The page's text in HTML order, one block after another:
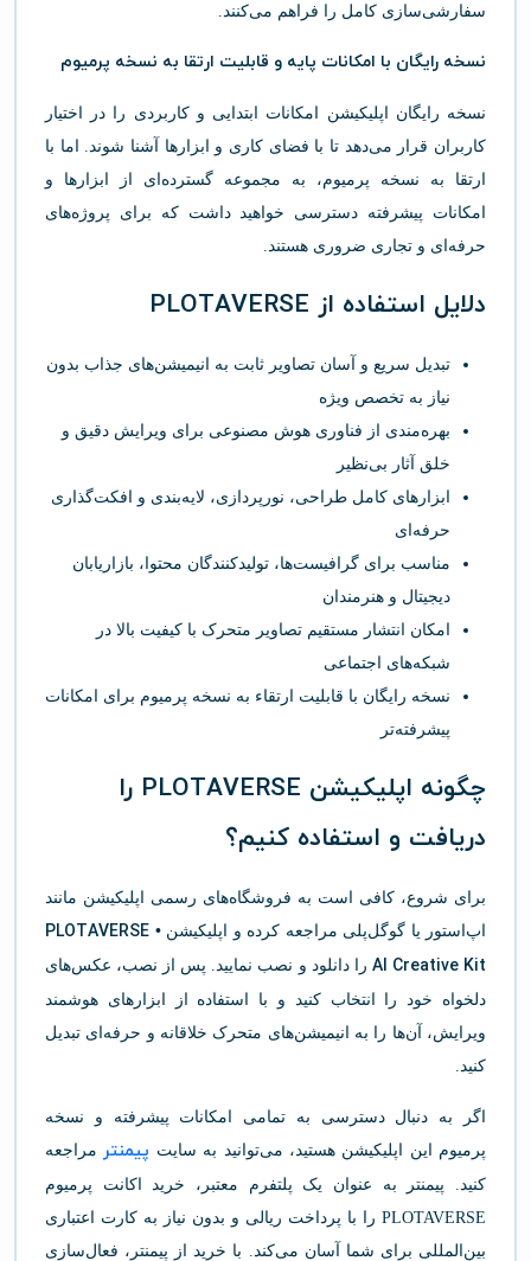
سفارشی‌سازی کامل را فراهم می‌کنند.
نسخه رایگان با امکانات پایه و قابلیت ارتقا به نسخه پرمیوم
نسخه رایگان اپلیکیشن امکانات ابتدایی و کاربردی را در اختیار
کاربران قرار می‌دهد تا با فضای کاری و ابزارها آشنا شوند. اما با
ارتقا به نسخه پرمیوم، به مجموعه گسترده‌ای از ابزارها و
امکانات پیشرفته دسترسی خواهید داشت که برای پروژه‌های
حرفه‌ای و تجاری ضروری هستند.
دلایل استفاده از PLOTAVERSE
تبدیل سریع و آسان تصاویر ثابت به انیمیشن‌های جذاب بدون
نیاز به تخصص ویژه
بهره‌مندی از فناوری هوش مصنوعی برای ویرایش دقیق و
خلق آثار بی‌نظیر
ابزارهای کامل طراحی، نورپردازی، لایه‌بندی و افکت‌گذاری
حرفه‌ای
مناسب برای گرافیست‌ها، تولیدکنندگان محتوا، بازاریابان
دیجیتال و هنرمندان
امکان انتشار مستقیم تصاویر متحرک با کیفیت بالا در
شبکه‌های اجتماعی
نسخه رایگان با قابلیت ارتقاء به نسخه پرمیوم برای امکانات
پیشرفته‌تر
چگونه اپلیکیشن PLOTAVERSE را
دریافت و استفاده کنیم؟
برای شروع، کافی است به فروشگاه‌های رسمی اپلیکیشن مانند
اپ‌استور یا گوگل‌پلی مراجعه کرده و اپلیکیشنPLOTAVERSE •
AI Creative Kit را دانلود و نصب نمایید. پس از نصب، عکس‌های
دلخواه خود را انتخاب کنید و با استفاده از ابزارهای هوشمند
ویرایش، آن‌ها را به انیمیشن‌های متحرک خلاقانه و حرفه‌ای تبدیل
کنید.
اگر به دنبال دسترسی به تمامی امکانات پیشرفته و نسخه
پرمیوم این اپلیکیشن هستید، می‌توانید به سایت پیمنتر مراجعه
کنید. پیمنتر به عنوان یک پلتفرم معتبر، خرید اکانت پرمیوم
PLOTAVERSE را با پرداخت ریالی و بدون نیاز به کارت اعتباری
بین‌المللی برای شما آسان می‌کند. با خرید از پیمنتر، فعال‌سازی